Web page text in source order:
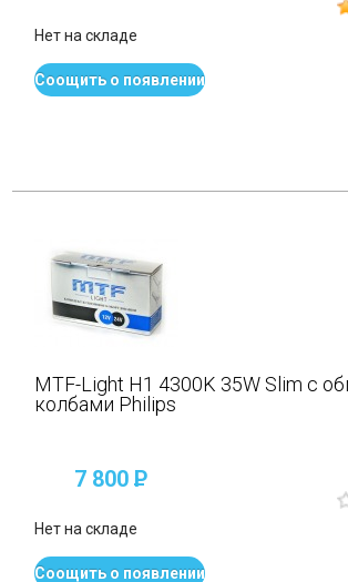
Нет на складе
Соощить о появлении
MTF-Light H1 4300K 35W Slim с
колбами Philips
7 800P
Нет на складе
Соощить о появлении